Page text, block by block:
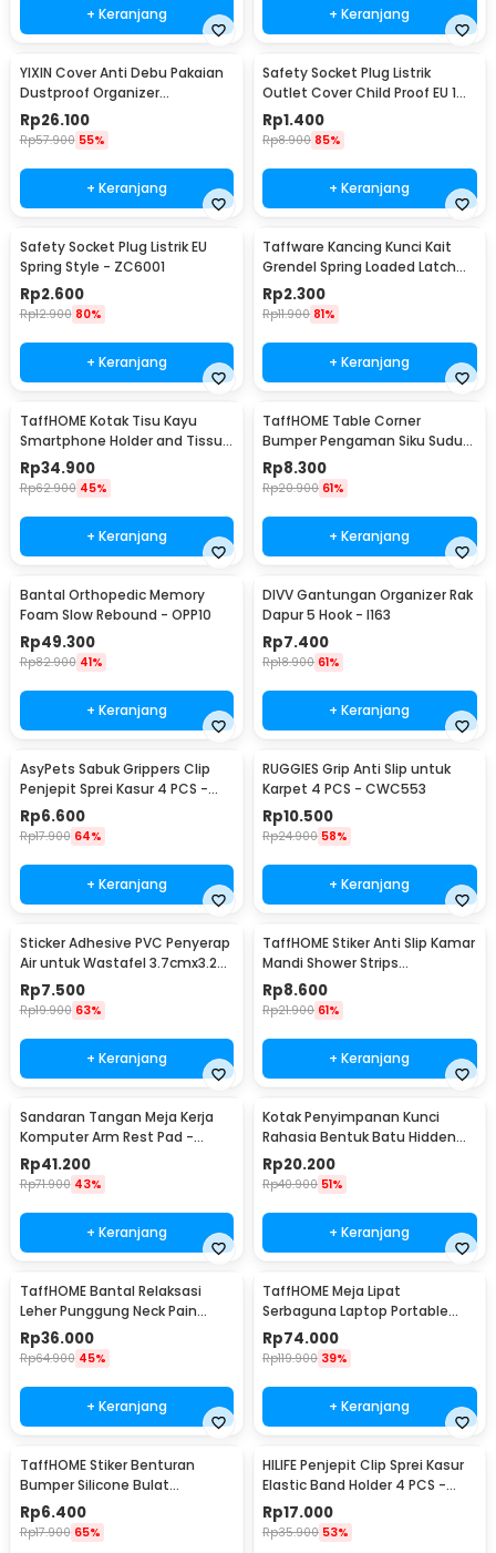
+ Keranjang + Keranjang
YIXIN Cover Anti Debu Pakaian
Dustproof Organizer
60x30x110cm - PEVA
Rp26.100
Rp57.900 55%
+ Keranjang
Safety Socket Plug Listrik
Outlet Cover Child Proof EU 1
PCS
Rp1.400
Rp8.900 85%
+ Keranjang
Safety Socket Plug Listrik EU
Spring Style - ZC6001
Rp2.600
Rp12.900 80%
+ Keranjang
Taffware Kancing Kunci Kait
Grendel Spring Loaded Latch
Catch Hasp - KAK-J107
Rp2.300
Rp11.900 81%
+ Keranjang
TaffHOME Kotak Tisu Kayu
Smartphone Holder and Tissue
Box - ZJ05
Rp34.900
Rp62.900 45%
+ Keranjang
TaffHOME Table Corner
Bumper Pengaman Siku Sudut
Meja Silicone 10 PCS - FY21
Rp8.300
Rp20.900 61%
+ Keranjang
Bantal Orthopedic Memory
Foam Slow Rebound - OPP10
Rp49.300
Rp82.900 41%
+ Keranjang
DIVV Gantungan Organizer Rak
Dapur 5 Hook - I163
Rp7.400
Rp18.900 61%
+ Keranjang
AsyPets Sabuk Grippers Clip
Penjepit Sprei Kasur 4 PCS -
PJP4
Rp6.600
Rp17.900 64%
+ Keranjang
RUGGIES Grip Anti Slip untuk
Karpet 4 PCS - CWC553
Rp10.500
Rp24.900 58%
+ Keranjang
Sticker Adhesive PVC Penyerap
Air untuk Wastafel 3.7cmx3.2M
- CN1222
Rp7.500
Rp19.900 63%
+ Keranjang
TaffHOME Stiker Anti Slip Kamar
Mandi Shower Strips
20x380mm 6 PCS - TT-19
Rp8.600
Rp21.900 61%
+ Keranjang
Sandaran Tangan Meja Kerja
Komputer Arm Rest Pad -
91526
Rp41.200
Rp71.900 43%
+ Keranjang
Kotak Penyimpanan Kunci
Rahasia Bentuk Batu Hidden
Key Box - B0521
Rp20.200
Rp40.900 51%
+ Keranjang
TaffHOME Bantal Relaksasi
Leher Punggung Neck Pain
Relief - HBF001
Rp36.000
Rp64.900 45%
+ Keranjang
TaffHOME Meja Lipat
Serbaguna Laptop Portable
Desk Minimalist Design - BO60
Rp74.000
Rp119.900 39%
+ Keranjang
TaffHOME Stiker Benturan
Bumper Silicone Bulat
Hemispherical 100 PCS - FZL10
Rp6.400
Rp17.900 65%
HILIFE Penjepit Clip Sprei Kasur
Elastic Band Holder 4 PCS -
200TC
Rp17.000
Rp35.900 53%